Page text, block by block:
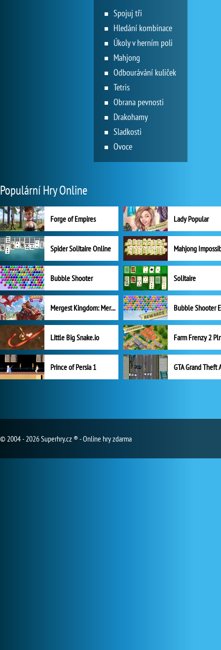
Spojuj tři
Hledání kombinace
Úkoly v herním poli
Mahjong
Odbourávání kuliček
Tetris
Obrana pevnosti
Drakohamy
Sladkosti
Ovoce
Populární Hry Online
Forge of Empires Lady Popular
Spider Solitaire Online Mahjong
Bubble Shooter Solitaire
Mergest Kingdom: Merge Puzzle
Little Big Snake.io
Prince of Persia 1 GTA Grand Theft
© 2004 - 2026 Superhry.cz ® - Online hry zdarma